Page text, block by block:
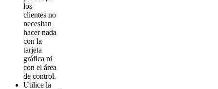
los
clientes no
necesitan
hacer nada
con la
tarjeta
gráfica ni
con el área
de control.
Utilice la